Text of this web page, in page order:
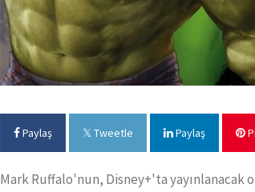
Paylaş Tweetle Paylaş
Mark Ruffalo'nun, Disney+'ta